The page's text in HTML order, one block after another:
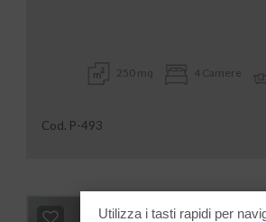
250 mq 4 Camere
Cod. P-493
Utilizza i tasti rapidi per